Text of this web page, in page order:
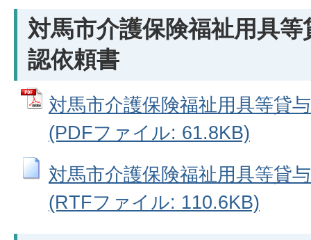
対馬市介護保険福祉用具
認依頼書
対馬市介護保険福祉用具等貸
(PDFファイル: 61.8KB)
対馬市介護保険福祉用具等貸
(RTFファイル: 110.6KB)